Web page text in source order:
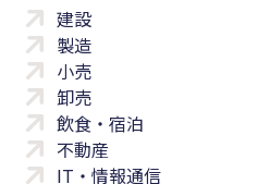
建設
製造
小売
卸売
飲食・宿泊
不動産
IT・情報通信